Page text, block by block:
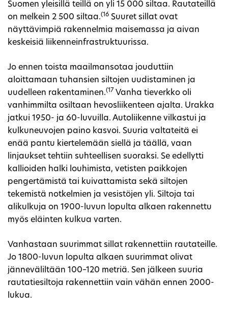
Suomen yleisillä teillä on yli 15 000 siltaa. Rautateillä
on melkein 2 500 siltaa.(16 Suuret sillat ovat
näyttävimpiä rakennelmia maisemassa ja aivan
keskeisiä liikenneinfrastruktuurissa.
Jo ennen toista maailmansotaa jouduttiin
aloittamaan tuhansien siltojen uudistaminen ja
uudelleen rakentaminen.(17 Vanha tieverkko oli
vanhimmilta osiltaan hevosliikenteen ajalta. Urakka
jatkui 1950- ja 60-luvuilla. Autoliikenne vilkastui ja
kulkuneuvojen paino kasvoi. Suuria valtateitä ei
enää pantu kiertelemään siellä ja täällä, vaan
linjaukset tehtiin suhteellisen suoraksi. Se edellytti
kallioiden halki louhimista, vetisten paikkojen
pengertämistä tai kuivattamista sekä siltojen
tekemistä notkelmien ja vesistöjen yli. Siltoja tai
alikulkuja on 1900-luvun lopulta alkaen rakennettu
myös eläinten kulkua varten.
Vanhastaan suurimmat sillat rakennettiin rautateille.
Jo 1800-luvun lopulta alkaen suurimmat olivat
jänneväliltään 100–120 metriä. Sen jälkeen suuria
rautatiesiltoja rakennettiin vain vähän ennen 2000-
lukua.